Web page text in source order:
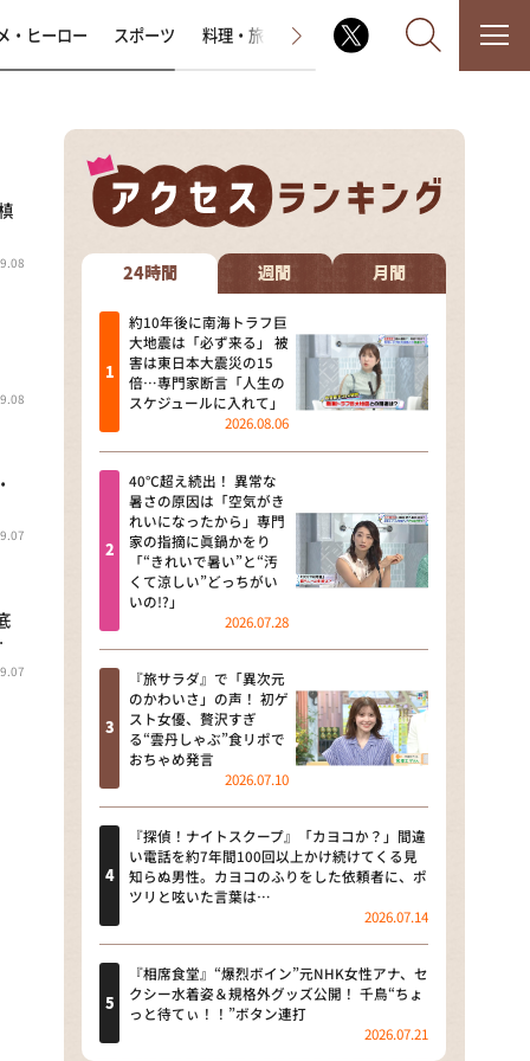
なるみ・岡村の過ぎるTV
相席食堂
これ余談なんですけど・・・
～人生密着トークバラエティ！
～ やすとものいたって真剣です
探偵！ナイトスクープ
news おかえり
河合＆A.B.C-Z塚田×福井アナ
「なんでやねん！？」（news お
かえり）
DAIGOも台所 ～きょうの献立 何
にする？～
本日はダイアンなり！シーズン２
朝だ！生です旅サラダ
教えて！ニュースライブ 正義の
ミカタ
ＬＩＦＥ～夢のカタチ～
新婚さんいらっしゃい！
ポツンと一軒家
ザキ山小屋本館
・ヒーロー スポーツ 料理・旅 ラジオ番組 その他
24時間 週間 月間
約10年後に南海トラフ巨
大地震は「必ず来る」 被
害は東日本大震災の15
倍…専門家断言「人生の
スケジュールに入れて」
2026.08.06
40℃超え続出！ 異常な
暑さの原因は「空気がき
れいになったから」専門
家の指摘に眞鍋かをり
「“きれいで暑い”と“汚
くて涼しい”どっちがい
いの!?」
2026.07.28
『旅サラダ』で「異次元
のかわいさ」の声！ 初ゲ
スト女優、贅沢すぎ
る“雲丹しゃぶ”食リポで
おちゃめ発言
2026.07.10
『探偵！ナイトスクープ』「カヨコか？」間違
い電話を約7年間100回以上かけ続けてくる見
知らぬ男性。カヨコのふりをした依頼者に、ポ
ツリと呟いた言葉は…
2026.07.14
『相席食堂』“爆烈ボイン”元NHK女性アナ、セ
クシー水着姿＆規格外グッズ公開！ 千鳥“ちょ
っと待てぃ！！”ボタン連打
2026.07.21